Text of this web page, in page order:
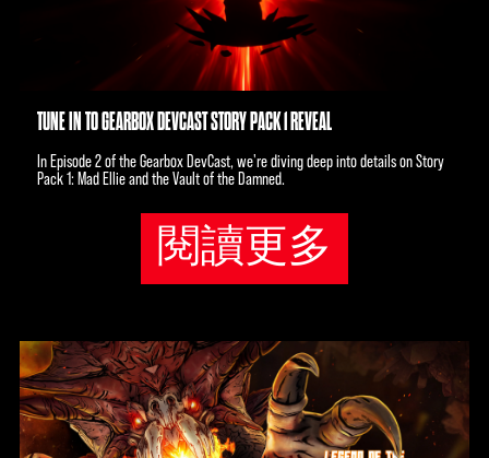
TUNE IN TO GEARBOX DEVCAST STORY PACK 1 REVEAL
In Episode 2 of the Gearbox DevCast, we're diving deep into details on Story
Pack 1: Mad Ellie and the Vault of the Damned.
閱讀更多